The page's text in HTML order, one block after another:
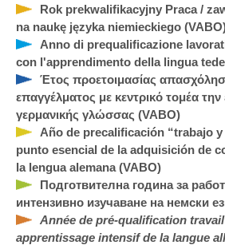
Rok prekwalifikacyjny Praca /
na naukę języka niemieckiego
Anno di prequalificazione
con l'apprendimento della lingua
Έτος προετοιμασίας
επαγγέλματος με κεντρικό τομέα
γερμανικής γλώσσας (VABO)
Año de precalificación “trabajo
punto esencial de la adquisición de
la lengua alemana (VABO)
Подготвителна година за
интензивно изучаване на немски
Année de pré-qualification
apprentissage intensif de la langue